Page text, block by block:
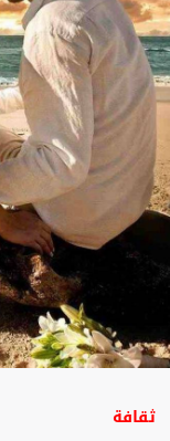
ثقافة